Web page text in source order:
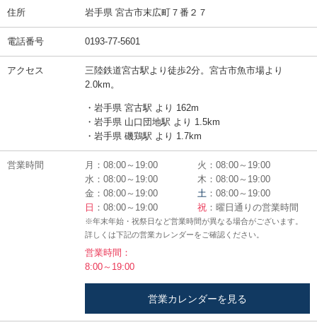
住所 岩手県 宮古市末広町７番２７
電話番号 0193-77-5601
アクセス
三陸鉄道宮古駅より徒歩2分。宮古市魚市場より
2.0km。
・岩手県 宮古駅 より 162m
・岩手県 山口団地駅 より 1.5km
・岩手県 磯鶏駅 より 1.7km
営業時間 月：08:00～19:00
火：08:00～19:00
水：08:00～19:00
木：08:00～19:00
金：08:00～19:00
土 ：08:00～19:00
日 ：08:00～19:00 祝 ：曜日通りの営業時間
※年末年始・祝祭日など営業時間が異なる場合がございます。
詳しくは下記の営業カレンダーをご確認ください。
営業時間：
8:00～19:00
営業カレンダーを見る